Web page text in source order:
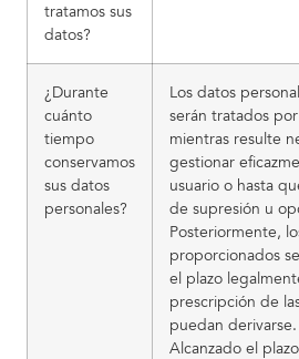
tratamos sus
datos?
¿Durante
cuánto
tiempo
conservamos
sus datos
personales?
Los datos
serán tratados
mientras resulte
gestionar
usuario o hasta
de supresión u
Posteriormente,
proporcionados
el plazo
prescripción de
puedan derivarse.
Alcanzado el